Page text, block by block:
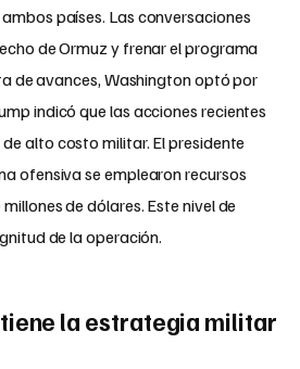
países. Las conversaciones
de Ormuz y frenar el programa
de avances, Washington optó por
indicó que las acciones recientes
alto costo militar. El presidente
ofensiva se emplearon recursos
de dólares. Este nivel de
de la operación.
la estrategia militar